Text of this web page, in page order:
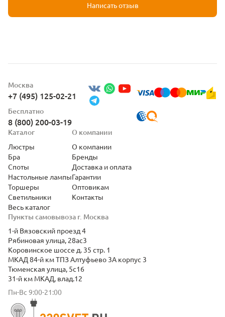
Написать отзыв
Москва
+7 (495) 125-02-21
Бесплатно
8 (800) 200-03-19
Пункты самовывоза г. Москва
1-й Вязовский проезд 4
Рябиновая улица, 28ас3
Коровинское шоссе д. 35 стр. 1
МКАД 84-й км ТПЗ Алтуфьево 3А корпус 3
Тюменская улица, 5с16
31-й км МКАД, влад.12
Пн-Вс 9:00-21:00
Каталог
Люстры
Бра
Споты
Настольные лампы
Торшеры
Светильники
Весь каталог
О компании
О компании
Бренды
Доставка и оплата
Гарантии
Оптовикам
Контакты